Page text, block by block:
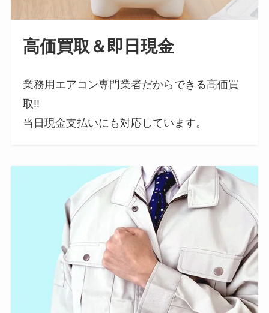
高価買取＆即日現金
業務用エアコン専門業者だからできる高価買
取!!
当日現金支払いにも対応しています。